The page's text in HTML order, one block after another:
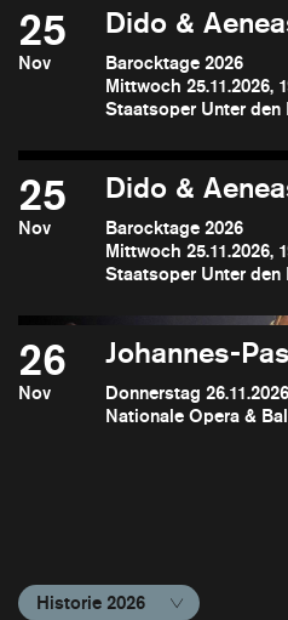
25
Nov
Dido &
Barocktage 2026
Mittwoch 25.11.2026,
Staatsoper Unter den
25
Nov
Dido &
Barocktage 2026
Mittwoch 25.11.2026,
Staatsoper Unter den
26
Nov
Johannes-
Donnerstag
Nationale Opera &
Historie 2026